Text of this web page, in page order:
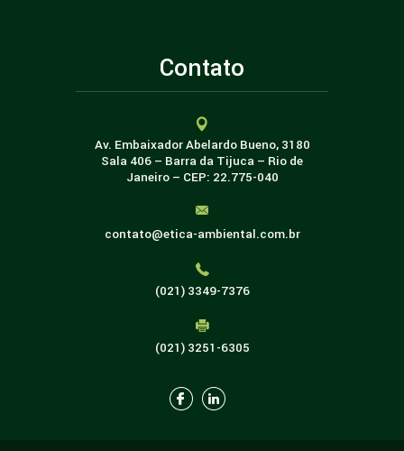
Contato
Av. Embaixador Abelardo Bueno, 3180
Sala 406 – Barra da Tijuca – Rio de
Janeiro – CEP: 22.775-040
contato@etica-ambiental.com.br
(021) 3349-7376
(021) 3251-6305